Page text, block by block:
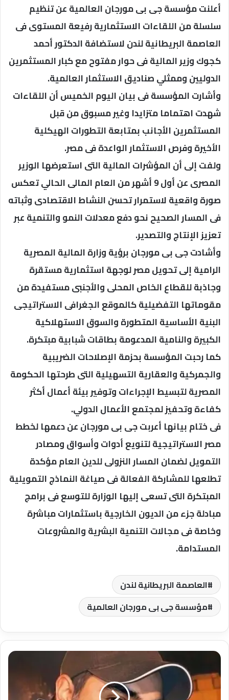
أعلنت مؤسسة جى بى مورجان العالمية عن تنظيم
سلسلة من اللقاءات الاستثمارية رفيعة المستوى فى
العاصمة البريطانية لندن لاستضافة الدكتور أحمد
كجوك وزير المالية فى حوار مفتوح مع كبار المستثمرين
الدوليين وممثلي صناديق الاستثمار العالمية.
وأشارت المؤسسة فى بيان اليوم الخميس أن اللقاءات
شهدت اهتماما متزايدا وغير مسبوق من قبل
المستثمرين الأجانب بمتابعة التطورات الهيكلية
الأخيرة وفرص الاستثمار الواعدة فى مصر.
ولفت إلى أن المؤشرات المالية التى استعرضها الوزير
المصرى عن أول 9 أشهر من العام المالى الحالي تعكس
صورة واقعية لاستمرار تحسن النشاط الاقتصادى وثباته
فى المسار الصحيح نحو دفع معدلات النمو والتنمية عبر
تعزيز الإنتاج والتصدير.
وأشادت جى بى مورجان برؤية وزارة المالية المصرية
الرامية إلى تحويل مصر لوجهة استثمارية مستقرة
وجاذبة للقطاع الخاص المحلى والأجنبى مستفيدة من
مقوماتها التفضيلية كالموقع الجغرافى الاستراتيجى
البنية الأساسية المتطورة والسوق الاستهلاكية
الكبيرة والنامية المدعومة بطاقات شبابية مبتكرة.
كما رحبت المؤسسة بحزمة الإصلاحات الضريبية
والجمركية والعقارية التسهيلية التى طرحتها الحكومة
المصرية لتبسيط الإجراءات وتوفير بيئة أعمال أكثر
كفاءة وتحفيز لمجتمع الأعمال الدولي.
فى ختام بيانها أعربت جى بى مورجان عن دعمها لخطط
مصر الاستراتيجية لتنويع أدوات وأسواق ومصادر
التمويل لضمان المسار النزولى للدين العام مؤكدة
تطلعها للمشاركة الفعالة فى صياغة النماذج التمويلية
المبتكرة التى تسعى إليها الوزارة للتوسع فى برامج
مبادلة جزء من الديون الخارجية باستثمارات مباشرة
وخاصة فى مجالات التنمية البشرية والمشروعات
المستدامة.
العاصمة البريطانية لندن
مؤسسة جى بى مورجان العالمية
«الإذاعة
تتوج
بالمركز